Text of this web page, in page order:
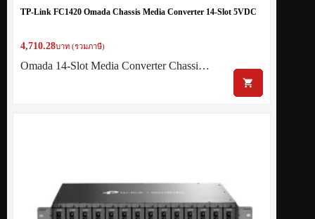
TP-Link FC1420 Omada Chassis Media Converter 14-Slot 5VDC
4,710.28บาท (รวมภาษี)
Omada 14-Slot Media Converter Chassi…